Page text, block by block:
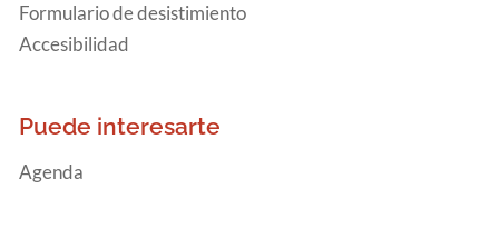
Formulario de desistimiento
Accesibilidad
Puede interesarte
Agenda